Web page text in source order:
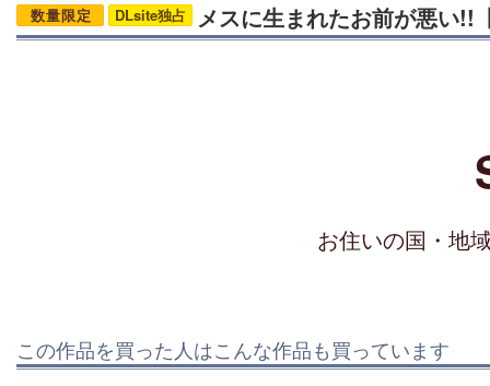
数量限定 DLsite独占 メスに生まれたお前が悪い!!
お住いの国・地
この作品を買った人はこんな作品も買っています